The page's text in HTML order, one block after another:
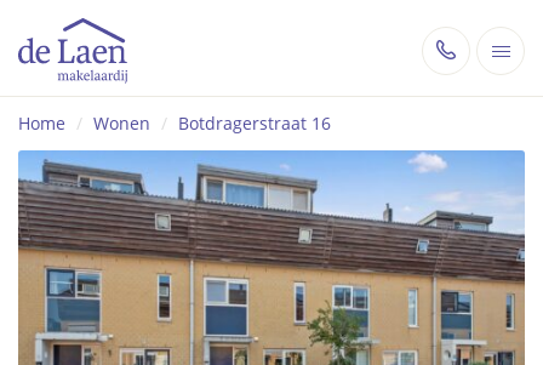
Home / Wonen / Botdragerstraat 16